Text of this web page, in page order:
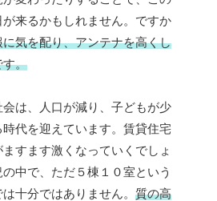
来るかもしれません。ですか
気を配り、アンテナを高くし
す。
は、人口が減り、子どもが少
代を迎えています。賃貸住宅
すます激くなっていくでしょ
中で、ただ５棟１０室という
十分ではありません。 質の高